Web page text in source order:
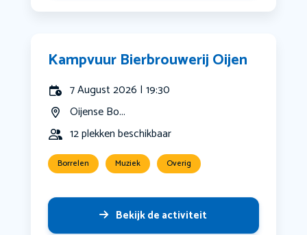
Kampvuur Bierbrouwerij Oijen
7 August 2026 | 19:30
Oijense Bo...
12 plekken beschikbaar
Borrelen Muziek Overig
Bekijk de activiteit